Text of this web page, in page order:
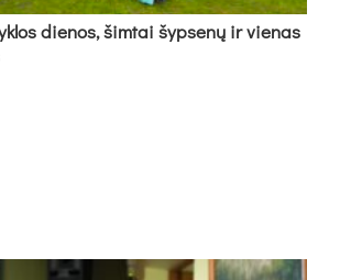
die­nos, šim­tai šyp­se­nų ir vie­nas